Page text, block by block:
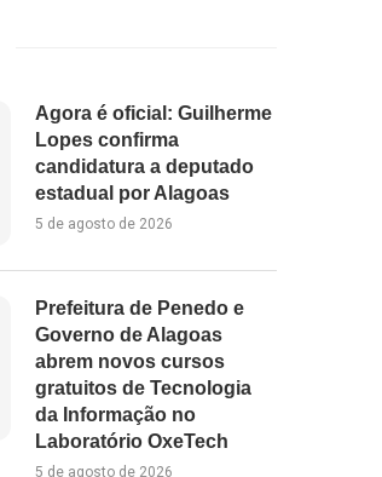
Agora é oficial: Guilherme
Lopes confirma
candidatura a deputado
estadual por Alagoas
5 de agosto de 2026
Prefeitura de Penedo e
Governo de Alagoas
abrem novos cursos
gratuitos de Tecnologia
da Informação no
Laboratório OxeTech
5 de agosto de 2026